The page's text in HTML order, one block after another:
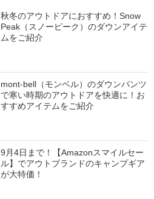
秋冬のアウトドアにおすすめ！Snow
Peak（スノーピーク）のダウンアイテ
ムをご紹介
mont-bell（モンベル）のダウンパンツ
で寒い時期のアウトドアを快適に！お
すすめアイテムをご紹介
9月4日まで！【Amazonスマイルセー
ル】でアウトブランドのキャンプギア
が大特価！